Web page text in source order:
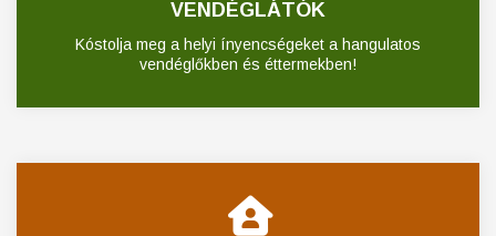
VENDÉGLÁTÓK
Kóstolja meg a helyi ínyencségeket a hangulatos
vendéglőkben és éttermekben!